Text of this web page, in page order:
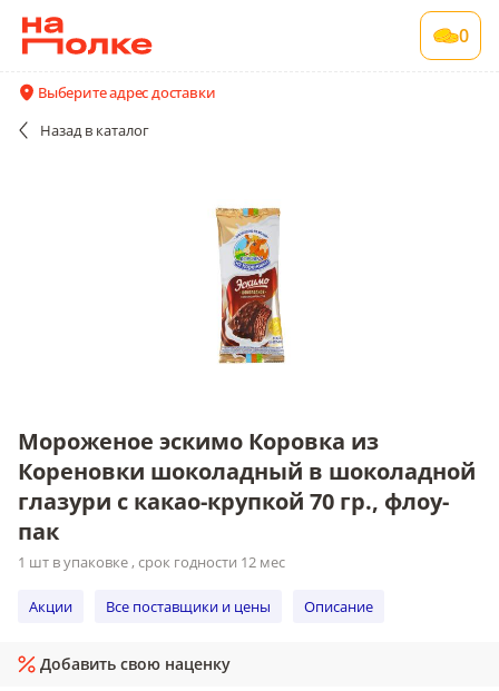
0
Выберите адрес доставки
Назад в каталог
Мороженое эскимо Коровка из Кореновки
шоколадный в шоколадной глазури с какао-
1 шт в упаковке , срок годности 12 мес
Акции
Все поставщики и цены
Мороженое эскимо Коровка из
Кореновки шоколадный в шоколадной
глазури с какао-крупкой 70 гр., флоу-
пак
1 шт в упаковке , срок годности 12 мес
Акции Все поставщики и цены Описание
Добавить свою наценку